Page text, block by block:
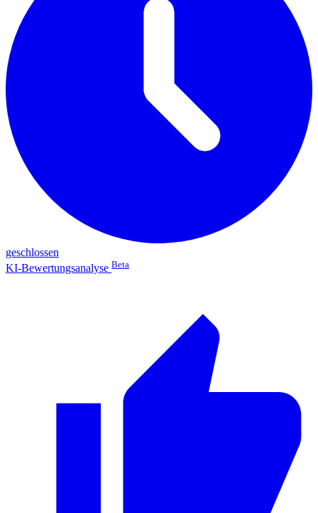
geschlossen
KI-Bewertungsanalyse Beta